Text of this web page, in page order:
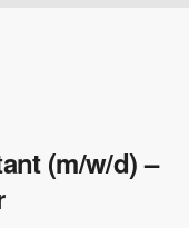
(m/w/d) –